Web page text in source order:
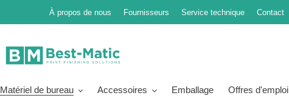
À propos de nous Fournisseurs Service technique Contact
Matériel de bureau Accessoires Emballage Offres d'emploi